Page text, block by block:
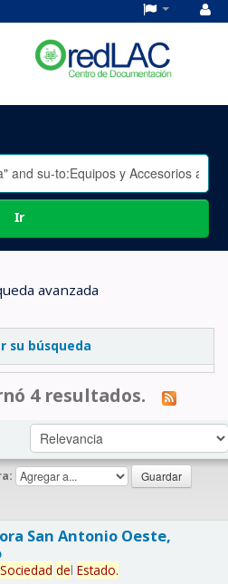
Ir
avanzada
su búsqueda
4 resultados.
San Antonio Oeste,
Sociedad del Estado.